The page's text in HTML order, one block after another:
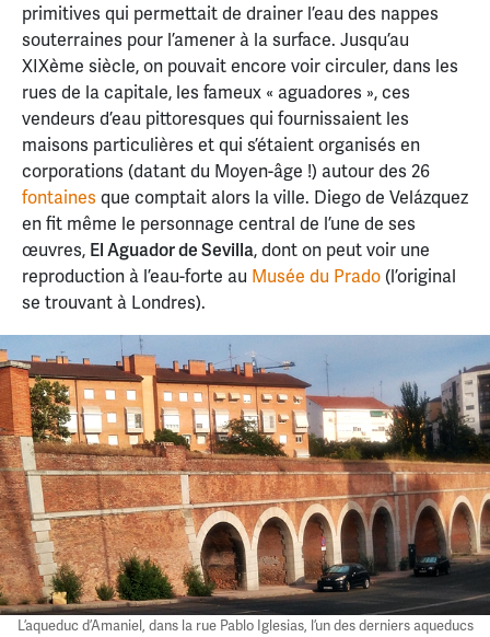
primitives qui permettait de drainer l’eau des nappes
souterraines pour l’amener à la surface. Jusqu’au
XIXème siècle, on pouvait encore voir circuler, dans les
rues de la capitale, les fameux « aguadores », ces
vendeurs d’eau pittoresques qui fournissaient les
maisons particulières et qui s’étaient organisés en
corporations (datant du Moyen-âge !) autour des 26
fontaines que comptait alors la ville. Diego de Velázquez
en fit même le personnage central de l’une de ses
œuvres, El Aguador de Sevilla, dont on peut voir une
reproduction à l’eau-forte au Musée du Prado (l’original
se trouvant à Londres).
L’aqueduc d’Amaniel, dans la rue Pablo Iglesias, l’un des derniers aqueducs